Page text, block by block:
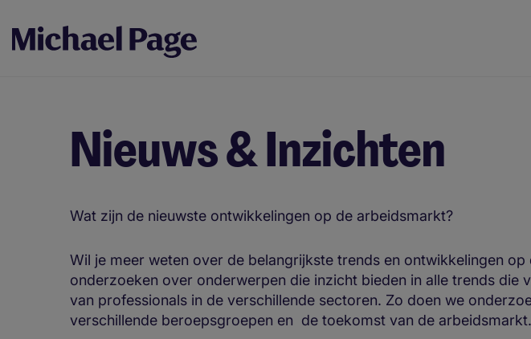
Nieuws & Inzichten
Wat zijn de nieuwste ontwikkelingen op de arbeidsmarkt?
Wil je meer weten over de belangrijkste trends en ontwikkelingen
onderzoeken over onderwerpen die inzicht bieden in alle trends
van professionals in de verschillende sectoren. Zo doen we
verschillende beroepsgroepen en de toekomst van de arbeidsmarkt.